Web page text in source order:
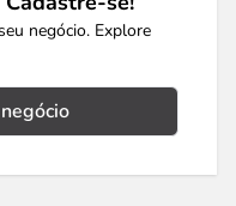
negócio. Explore